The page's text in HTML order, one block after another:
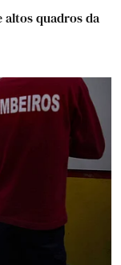
altos quadros da